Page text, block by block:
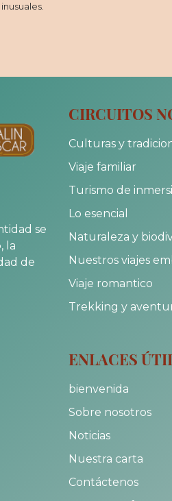
se
la
de
CIRCUITOS
Culturas y
Viaje familiar
Turismo de
Lo esencial
Naturaleza y
Nuestros viajes
Viaje romantico
Trekking y
ENLACES
bienvenida
Sobre nosotros
Noticias
Nuestra carta
Contáctenos